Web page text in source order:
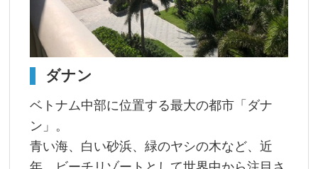
ダナン
ベトナム中部に位置する最大の都市「ダナ
ン」。
青い海、白い砂浜、緑のヤシの木など、近